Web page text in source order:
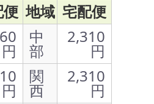
地域 宅配便
円
中
部
2,310
円
円
関
西
2,310
円